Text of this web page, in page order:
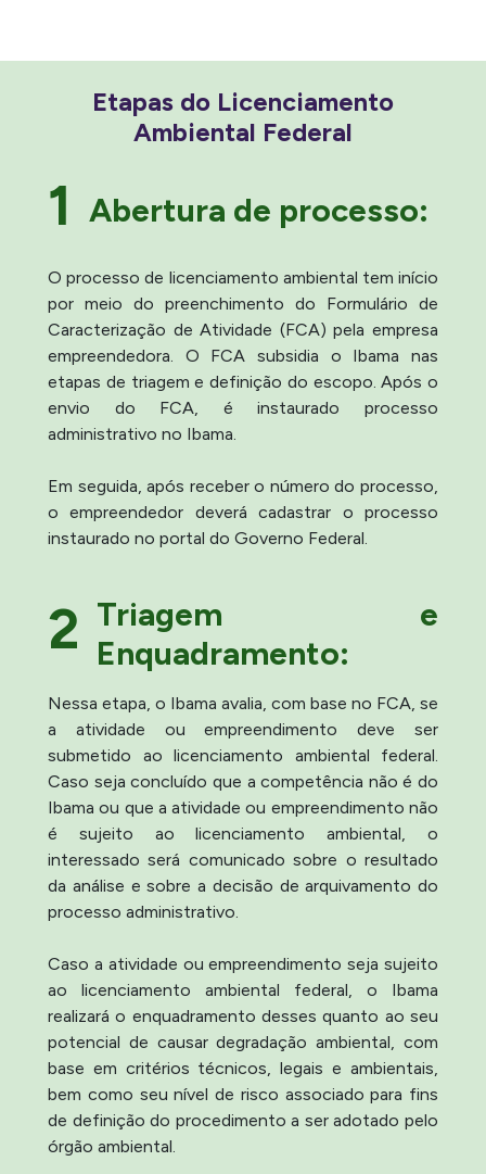
Etapas do Licenciamento
Ambiental Federal
1 Abertura de processo:
O processo de licenciamento ambiental tem início
por meio do preenchimento do Formulário de
Caracterização de Atividade (FCA) pela empresa
empreendedora. O FCA subsidia o Ibama nas
etapas de triagem e definição do escopo. Após o
envio do FCA, é instaurado processo
administrativo no Ibama.
Em seguida, após receber o número do processo,
o empreendedor deverá cadastrar o processo
instaurado no portal do Governo Federal.
2 Triagem e
Enquadramento:
Nessa etapa, o Ibama avalia, com base no FCA, se
a atividade ou empreendimento deve ser
submetido ao licenciamento ambiental federal.
Caso seja concluído que a competência não é do
Ibama ou que a atividade ou empreendimento não
é sujeito ao licenciamento ambiental, o
interessado será comunicado sobre o resultado
da análise e sobre a decisão de arquivamento do
processo administrativo.
Caso a atividade ou empreendimento seja sujeito
ao licenciamento ambiental federal, o Ibama
realizará o enquadramento desses quanto ao seu
potencial de causar degradação ambiental, com
base em critérios técnicos, legais e ambientais,
bem como seu nível de risco associado para fins
de definição do procedimento a ser adotado pelo
órgão ambiental.